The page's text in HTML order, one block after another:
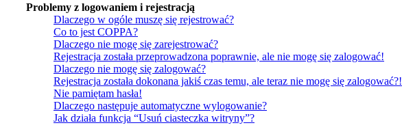
Problemy z logowaniem i rejestracją
Dlaczego w ogóle muszę się rejestrować?
Co to jest COPPA?
Dlaczego nie mogę się zarejestrować?
Rejestracja została przeprowadzona poprawnie, ale nie mogę się zalogować!
Dlaczego nie mogę się zalogować?
Rejestracja została dokonana jakiś czas temu, ale teraz nie mogę się zalogować?!
Nie pamiętam hasła!
Dlaczego następuje automatyczne wylogowanie?
Jak działa funkcja “Usuń ciasteczka witryny”?